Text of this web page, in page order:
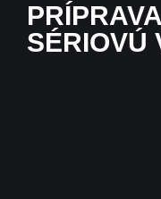
SÉRIOVÚ